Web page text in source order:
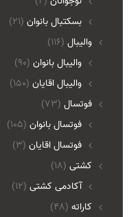
بسکتبال بانوان (21)
(116) والیبال
واليبال بانوان (90)
واليبال اقايان (150)
(73) فوتسال
فوتسال بانوان (105)
فوتسال اقايان (3)
(18) کشتی
آکادمی کشتی (12)
(48) کاراته